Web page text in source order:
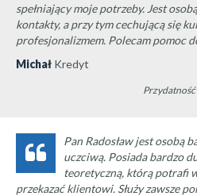
spełniający moje potrzeby. Jest
kontakty, a przy tym cechującą się
profesjonalizmem. Polecam pomoc
Michał Kredyt
Pan Radosław jest osobą
uczciwą. Posiada bardzo
teoretyczną, którą potrafi
przekazać klientowi. Służy zawsze